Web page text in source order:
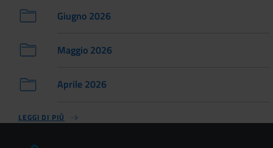
Giugno 2026
Maggio 2026
Aprile 2026
LEGGI DI PIÙ